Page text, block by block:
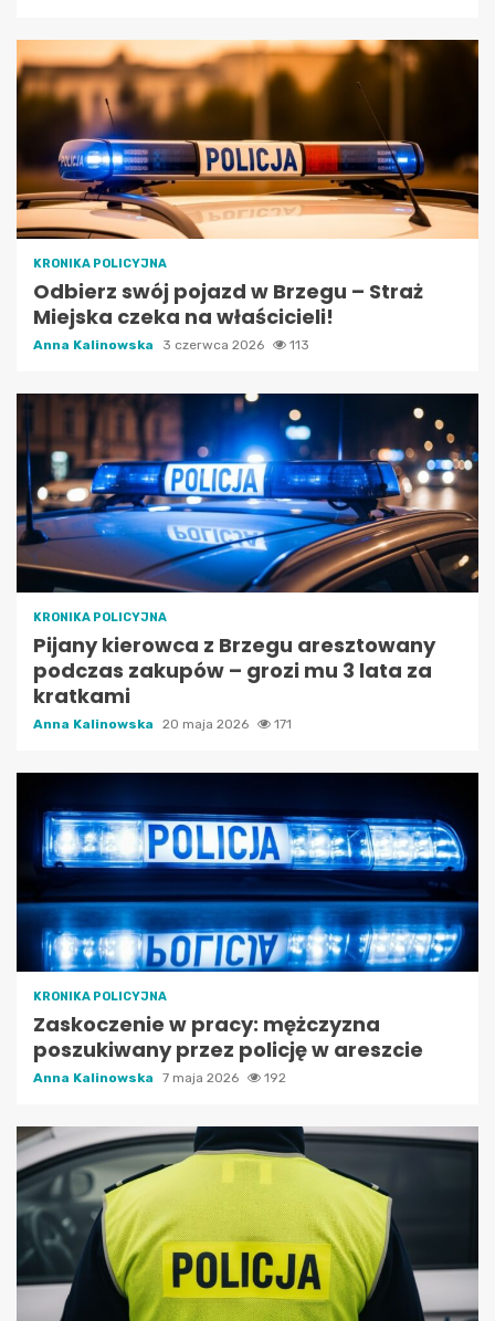
KRONIKA POLICYJNA
Odbierz swój pojazd w Brzegu – Straż
Miejska czeka na właścicieli!
Anna Kalinowska 3 czerwca 2026 113
KRONIKA POLICYJNA
Pijany kierowca z Brzegu aresztowany
podczas zakupów – grozi mu 3 lata za
kratkami
Anna Kalinowska 20 maja 2026 171
KRONIKA POLICYJNA
Zaskoczenie w pracy: mężczyzna
poszukiwany przez policję w areszcie
Anna Kalinowska 7 maja 2026 192